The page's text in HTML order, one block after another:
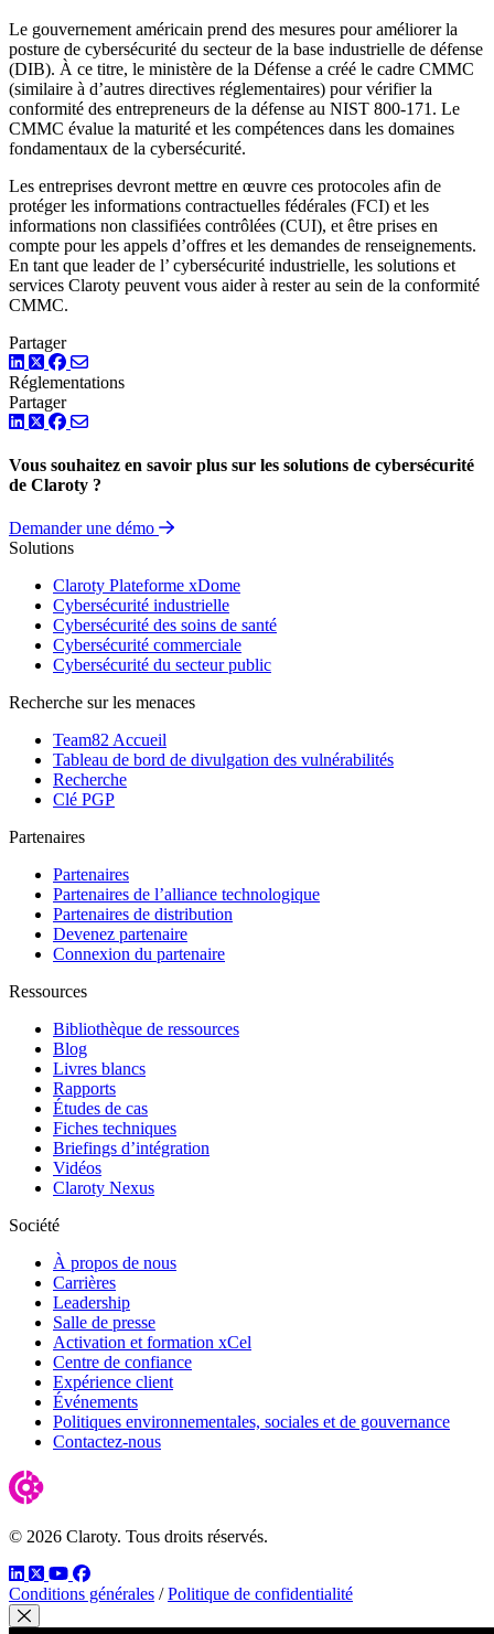
Le gouvernement américain prend des mesures pour améliorer la
posture de cybersécurité du secteur de la base industrielle de défense
(DIB). À ce titre, le ministère de la Défense a créé le cadre CMMC
(similaire à d’autres directives réglementaires) pour vérifier la
conformité des entrepreneurs de la défense au NIST 800-171. Le
CMMC évalue la maturité et les compétences dans les domaines
fondamentaux de la cybersécurité.
Les entreprises devront mettre en œuvre ces protocoles afin de
protéger les informations contractuelles fédérales (FCI) et les
informations non classifiées contrôlées (CUI), et être prises en
compte pour les appels d’offres et les demandes de renseignements.
En tant que leader de l’ cybersécurité industrielle, les solutions et
services Claroty peuvent vous aider à rester au sein de la conformité
CMMC.
Partager
LinkedIn
TwitterFacebook
Réglementations
Partager
LinkedIn
TwitterFacebook
Vous souhaitez en savoir plus sur les solutions de cybersécurité
de Claroty ?
Demander une démo
Solutions
Claroty Plateforme xDome
Cybersécurité industrielle
Cybersécurité des soins de santé
Cybersécurité commerciale
Cybersécurité du secteur public
Recherche sur les menaces
Team82 Accueil
Tableau de bord de divulgation des vulnérabilités
Recherche
Clé PGP
Partenaires
Partenaires
Partenaires de l’alliance technologique
Partenaires de distribution
Devenez partenaire
Connexion du partenaire
Ressources
Bibliothèque de ressources
Blog
Livres blancs
Rapports
Études de cas
Fiches techniques
Briefings d’intégration
Vidéos
Claroty Nexus
Société
À propos de nous
Carrières
Leadership
Salle de presse
Activation et formation xCel
Centre de confiance
Expérience client
Événements
Politiques environnementales, sociales et de gouvernance
Contactez-nous
© 2026 Claroty. Tous droits réservés.
LinkedIn
TwitterYouTube
Facebook
Conditions générales / Politique de confidentialité